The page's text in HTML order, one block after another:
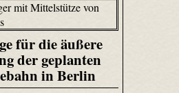
für die äußere
der geplanten
in Berlin